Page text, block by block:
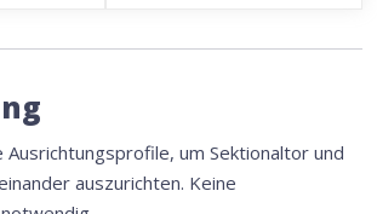
Ausrichtungsprofile, um Sektionaltor und
auszurichten. Keine